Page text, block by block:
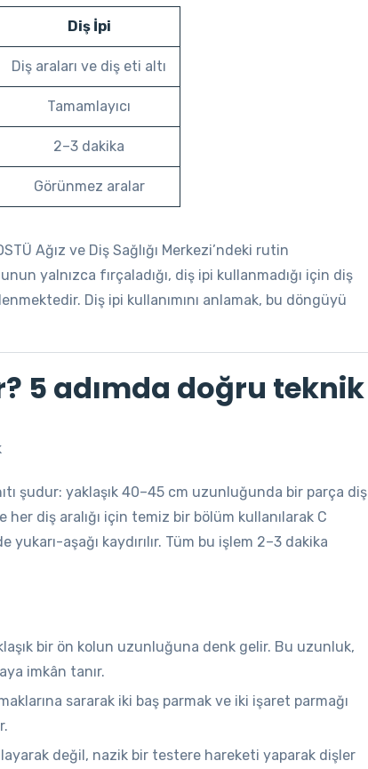
Diş İpi
Diş araları ve diş eti altı
Tamamlayıcı
2–3 dakika
Görünmez aralar
Ağız ve Diş Sağlığı Merkezi’ndeki rutin
yalnızca fırçaladığı, diş ipi kullanmadığı için diş
Diş ipi kullanımını anlamak, bu döngüyü
5 adımda doğru teknik
şudur: yaklaşık 40–45 cm uzunluğunda bir parça diş
her diş aralığı için temiz bir bölüm kullanılarak C
aşağı kaydırılır. Tüm bu işlem 2–3 dakika
bir ön kolun uzunluğuna denk gelir. Bu uzunluk,
imkân tanır.
sararak iki baş parmak ve iki işaret parmağı
değil, nazik bir testere hareketi yaparak dişler